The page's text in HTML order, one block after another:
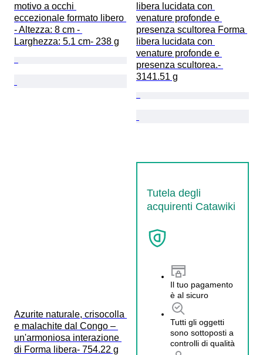
motivo a occhi
eccezionale formato libero
- Altezza: 8 cm -
Larghezza: 5.1 cm- 238 g
libera lucidata con
venature profonde e
presenza scultorea Forma
libera lucidata con
venature profonde e
presenza scultorea.-
3141.51 g
Azurite naturale, crisocolla
e malachite dal Congo –
un'armoniosa interazione
di Forma libera- 754.22 g
Tutela degli
acquirenti Catawiki
Il tuo pagamento
è al sicuro
Tutti gli oggetti
sono sottoposti a
controlli di qualità